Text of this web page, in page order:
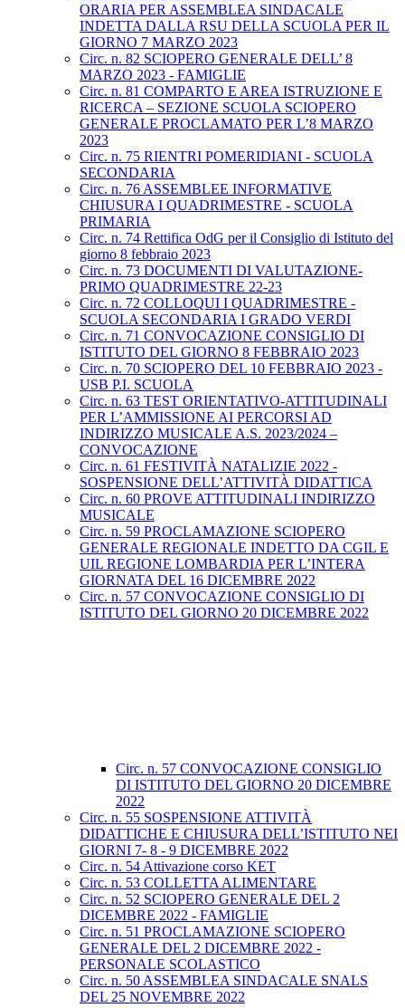
ORARIA PER ASSEMBLEA SINDACALE
INDETTA DALLA RSU DELLA SCUOLA PER IL
GIORNO 7 MARZO 2023
Circ. n. 82 SCIOPERO GENERALE DELL’ 8
MARZO 2023 - FAMIGLIE
Circ. n. 81 COMPARTO E AREA ISTRUZIONE E
RICERCA – SEZIONE SCUOLA SCIOPERO
GENERALE PROCLAMATO PER L’8 MARZO
2023
Circ. n. 75 RIENTRI POMERIDIANI - SCUOLA
SECONDARIA
Circ. n. 76 ASSEMBLEE INFORMATIVE
CHIUSURA I QUADRIMESTRE - SCUOLA
PRIMARIA
Circ. n. 74 Rettifica OdG per il Consiglio di Istituto del
giorno 8 febbraio 2023
Circ. n. 73 DOCUMENTI DI VALUTAZIONE-
PRIMO QUADRIMESTRE 22-23
Circ. n. 72 COLLOQUI I QUADRIMESTRE -
SCUOLA SECONDARIA I GRADO VERDI
Circ. n. 71 CONVOCAZIONE CONSIGLIO DI
ISTITUTO DEL GIORNO 8 FEBBRAIO 2023
Circ. n. 70 SCIOPERO DEL 10 FEBBRAIO 2023 -
USB P.I. SCUOLA
Circ. n. 63 TEST ORIENTATIVO-ATTITUDINALI
PER L’AMMISSIONE AI PERCORSI AD
INDIRIZZO MUSICALE A.S. 2023/2024 –
CONVOCAZIONE
Circ. n. 61 FESTIVITÀ NATALIZIE 2022 -
SOSPENSIONE DELL’ATTIVITÀ DIDATTICA
Circ. n. 60 PROVE ATTITUDINALI INDIRIZZO
MUSICALE
Circ. n. 59 PROCLAMAZIONE SCIOPERO
GENERALE REGIONALE INDETTO DA CGIL E
UIL REGIONE LOMBARDIA PER L’INTERA
GIORNATA DEL 16 DICEMBRE 2022
Circ. n. 57 CONVOCAZIONE CONSIGLIO DI
ISTITUTO DEL GIORNO 20 DICEMBRE 2022
Circ. n. 57 CONVOCAZIONE CONSIGLIO
DI ISTITUTO DEL GIORNO 20 DICEMBRE
2022
Circ. n. 55 SOSPENSIONE ATTIVITÀ
DIDATTICHE E CHIUSURA DELL’ISTITUTO NEI
GIORNI 7- 8 - 9 DICEMBRE 2022
Circ. n. 54 Attivazione corso KET
Circ. n. 53 COLLETTA ALIMENTARE
Circ. n. 52 SCIOPERO GENERALE DEL 2
DICEMBRE 2022 - FAMIGLIE
Circ. n. 51 PROCLAMAZIONE SCIOPERO
GENERALE DEL 2 DICEMBRE 2022 -
PERSONALE SCOLASTICO
Circ. n. 50 ASSEMBLEA SINDACALE SNALS
DEL 25 NOVEMBRE 2022